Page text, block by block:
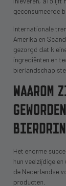
geconsumeerde
Internationale
Amerika en
gezorgd dat
ingrediënten en
bierlandschap
WAAROM
Het enorme
hun veelzijdige
de Nederlandse
producten.